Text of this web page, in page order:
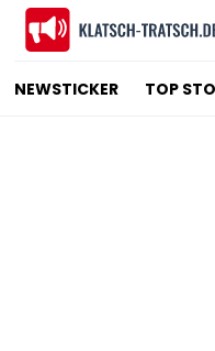
NEWSTICKER TOP